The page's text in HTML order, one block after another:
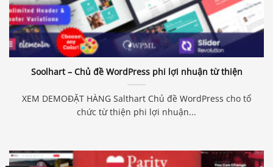
Soolhart – Chủ đề WordPress phi lợi nhuận từ thiện
XEM DEMOĐẶT HÀNG Salthart Chủ đề WordPress cho tổ
chức từ thiện phi lợi nhuận...